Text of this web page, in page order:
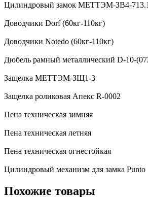
Цилиндровый замок МЕТТЭМ-ЗВ4-
Доводчики Dorf (60кг-110кг)
Доводчики Notedo (60кг-110кг)
Дюбель рамный металлический D-10-
Защелка МЕТТЭМ-ЗЩ1-3
Защелка роликовая Апекс R-0002
Пена техническая зимняя
Пена техническая летняя
Пена техническая огнестойкая
Цилиндровый механизм для замка Punto
Похожие товары